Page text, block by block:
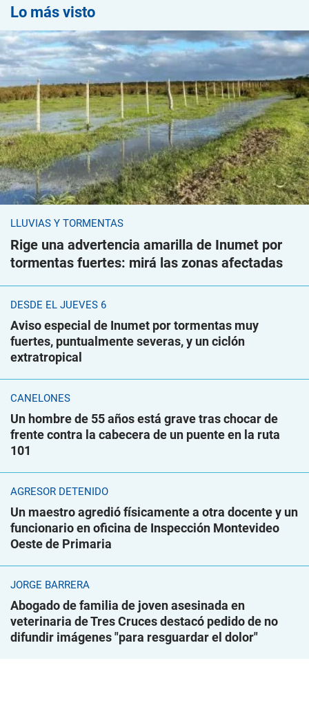
Lo más visto
LLUVIAS Y TORMENTAS
Rige una advertencia amarilla de Inumet por
tormentas fuertes: mirá las zonas afectadas
DESDE EL JUEVES 6
Aviso especial de Inumet por tormentas muy
fuertes, puntualmente severas, y un ciclón
extratropical
CANELONES
Un hombre de 55 años está grave tras chocar de
frente contra la cabecera de un puente en la ruta
101
AGRESOR DETENIDO
Un maestro agredió físicamente a otra docente y un
funcionario en oficina de Inspección Montevideo
Oeste de Primaria
JORGE BARRERA
Abogado de familia de joven asesinada en
veterinaria de Tres Cruces destacó pedido de no
difundir imágenes "para resguardar el dolor"